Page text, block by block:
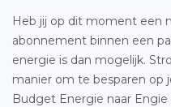
Heb jij op dit moment een
abonnement binnen een
energie is dan mogelijk.
manier om te besparen op
Budget Energie naar